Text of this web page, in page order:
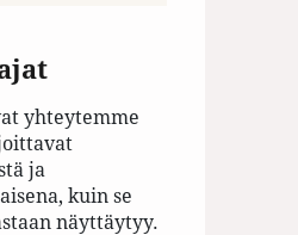
yhteytemme
ja
kuin se
näyttäytyy.